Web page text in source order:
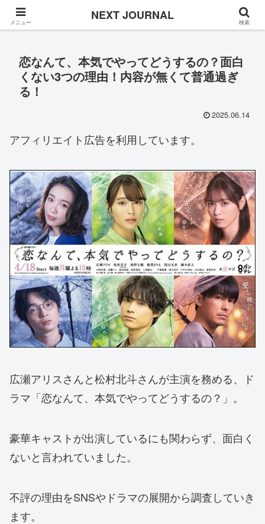
Once in a while
恋なんて、本気でやってどうするの？面白
くない3つの理由！内容が無くて普通過ぎ
る！
2025.06.14
アフィリエイト広告を利用しています。
広瀬アリスさんと松村北斗さんが主演を務める、ド
ラマ「恋なんて、本気でやってどうするの？」。
豪華キャストが出演しているにも関わらず、面白く
ないと言われていました。
不評の理由をSNSやドラマの展開から調査していき
ます。
メニュー NEXT JOURNAL 検索